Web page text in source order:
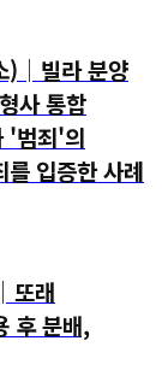
)│빌라 분양
사 통합
'범죄'의
를 입증한 사례
또래
후 분배,